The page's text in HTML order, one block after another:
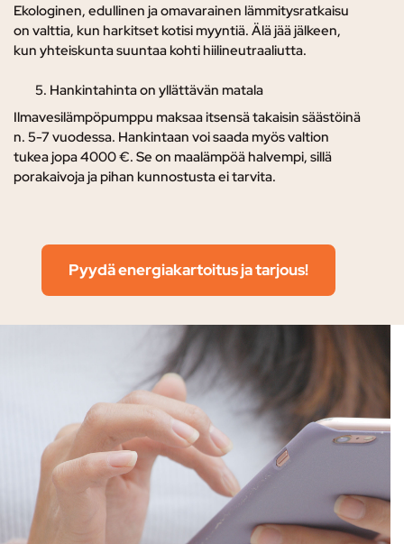
Ekologinen, edullinen ja omavarainen lämmitysratkaisu
on valttia, kun harkitset kotisi myyntiä. Älä jää jälkeen,
kun yhteiskunta suuntaa kohti hiilineutraaliutta.
Hankintahinta on yllättävän matala
Ilmavesilämpöpumppu maksaa itsensä takaisin säästöinä
n. 5-7 vuodessa. Hankintaan voi saada myös valtion
tukea jopa 4000 €. Se on maalämpöä halvempi, sillä
porakaivoja ja pihan kunnostusta ei tarvita.
Pyydä energiakartoitus ja tarjous!